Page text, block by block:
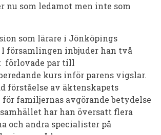
nu som ledamot men inte som
som lärare i Jönköpings
I församlingen inbjuder han två
förlovade par till
kurs inför parens vigslar.
förståelse av äktenskapets
familjernas avgörande betydelse
har han översatt flera
och andra specialister på